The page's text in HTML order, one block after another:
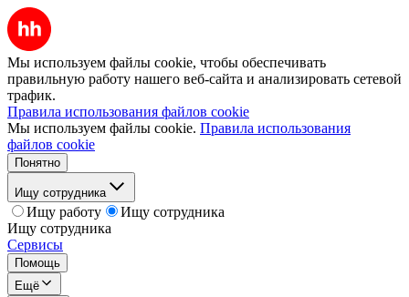
Мы используем файлы cookie, чтобы обеспечивать
правильную работу нашего веб-сайта и анализировать сетевой
трафик.
Правила использования файлов cookie
Мы используем файлы cookie. Правила использования
файлов cookie
Понятно
Ищу сотрудника
Ищу работу
Ищу сотрудника
Ищу сотрудника
Сервисы
Помощь
Ещё